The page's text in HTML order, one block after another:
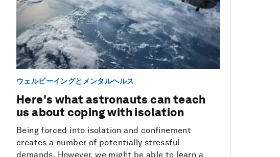
ウェルビーイングとメンタルヘルス
Here's what astronauts can teach
us about coping with isolation
Being forced into isolation and confinement
creates a number of potentially stressful
demands. However, we might be able to learn a